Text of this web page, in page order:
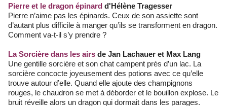
Pierre et le dragon épinard d'Hélène Tragesser
Pierre n’aime pas les épinards. Ceux de son assiette sont
d’autant plus difficile à manger qu’ils se transforment en dragon.
Comment va-t-il s’y prendre ?
La Sorcière dans les airs de Jan Lachauer et Max Lang
Une gentille sorcière et son chat campent près d’un lac. La
sorcière concocte joyeusement des potions avec ce qu’elle
trouve autour d’elle. Quand elle ajoute des champignons
rouges, le chaudron se met à déborder et le bouillon explose. Le
bruit réveille alors un dragon qui dormait dans les parages.